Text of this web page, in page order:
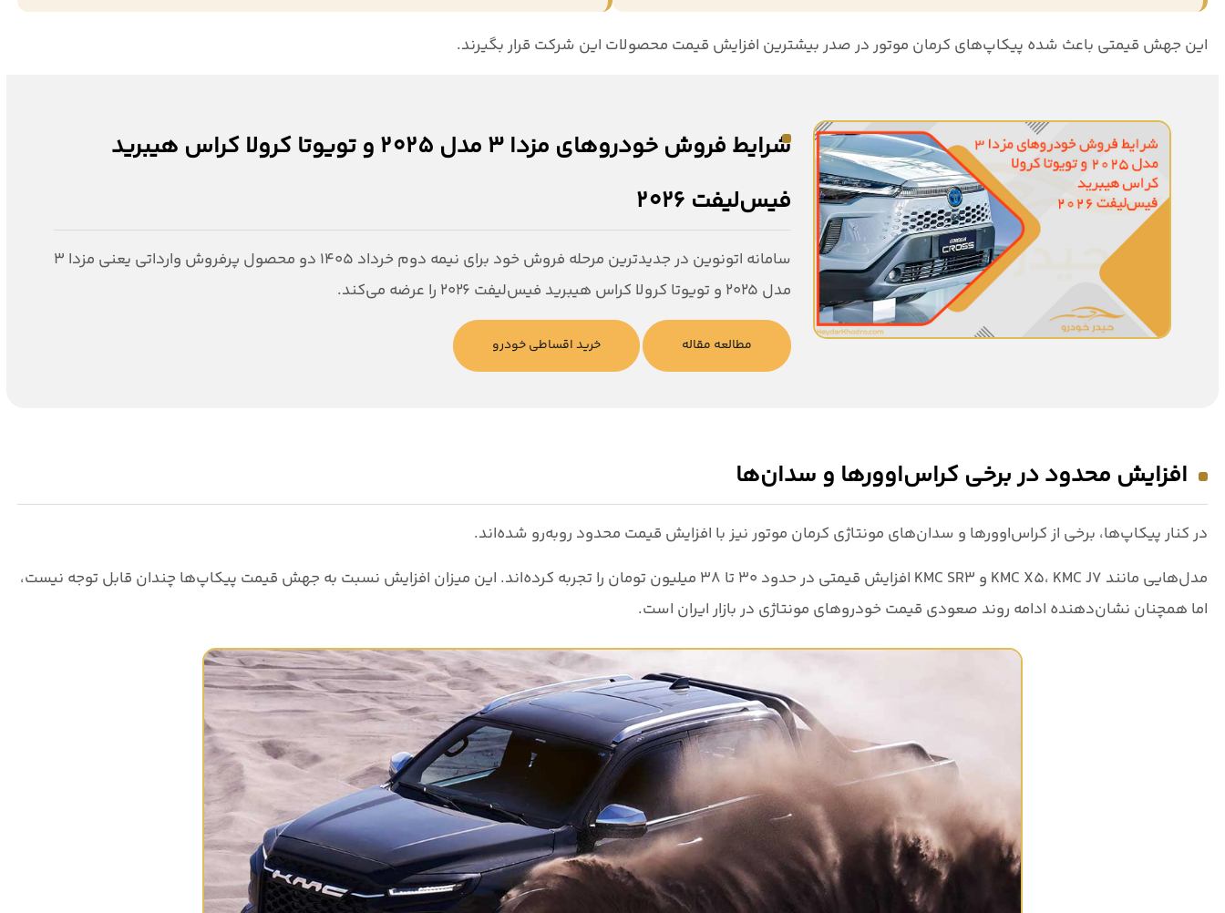
این جهش قیمتی باعث شده پیکاپ‌های کرمان موتور در صدر بیشترین افزایش قیمت محصولات این شرکت قرار بگیرند.
شرایط فروش خودروهای مزدا 3 مدل 2025 و تویوتا کرولا کراس هیبرید
فیس‌لیفت 2026
سامانه اتونوین در جدیدترین مرحله فروش خود برای نیمه دوم خرداد ۱۴۰۵ دو محصول پرفروش وارداتی یعنی مزدا ۳
مدل ۲۰۲۵ و تویوتا کرولا کراس هیبرید فیس‌لیفت ۲۰۲۶ را عرضه می‌کند.
مطالعه مقاله خرید اقساطی خودرو
افزایش محدود در برخی کراس‌اوورها و سدان‌ها
در کنار پیکاپ‌ها، برخی از کراس‌اوورها و سدان‌های مونتاژی کرمان موتور نیز با افزایش قیمت محدود روبه‌رو شده‌اند.
مدل‌هایی مانند KMC X5، KMC J7 و KMC SR3 افزایش قیمتی در حدود ۳۰ تا ۳۸ میلیون تومان
را تجربه کرده‌اند. این میزان افزایش نسبت به جهش قیمت پیکاپ‌ها چندان قابل توجه نیست،
اما همچنان نشان‌دهنده ادامه روند صعودی قیمت خودروهای مونتاژی در بازار ایران است.